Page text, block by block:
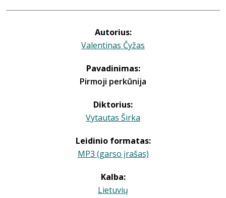
Autorius:
Valentinas Čyžas
Pavadinimas:
Pirmoji perkūnija
Diktorius:
Vytautas Širka
Leidinio formatas:
MP3 (garso įrašas)
Kalba:
Lietuvių